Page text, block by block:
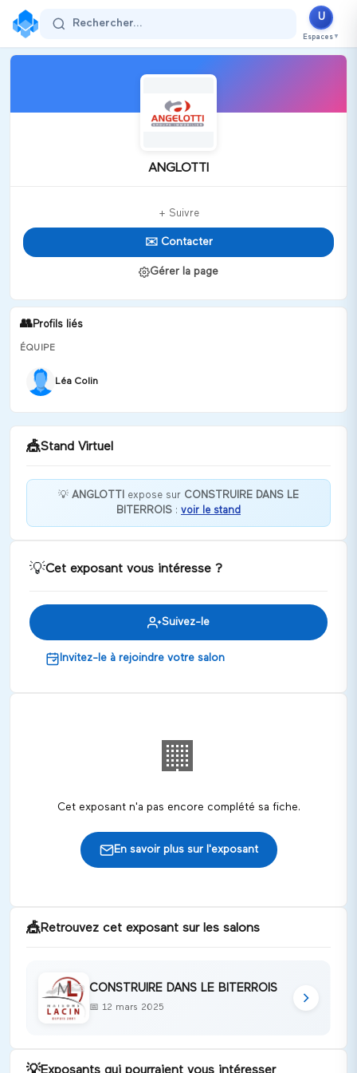
Rechercher...
U
Espaces ▼
ANGLOTTI
+ Suivre
✉️ Contacter
Gérer la page
👥Profils liés
ÉQUIPE
Léa Colin
🎪Stand Virtuel
Bienvenue chez ANGLOTTI !
💡 ANGLOTTI expose sur CONSTRUIRE DANS LE
BITERROIS : voir le stand
💡Cet exposant vous intéresse ?
Suivez-le
Invitez-le à rejoindre votre salon
🏢
Cet exposant n'a pas encore complété sa fiche.
En savoir plus sur l'exposant
🎪Retrouvez cet exposant sur les salons
CONSTRUIRE DANS LE BITERROIS
📅 12 mars 2025